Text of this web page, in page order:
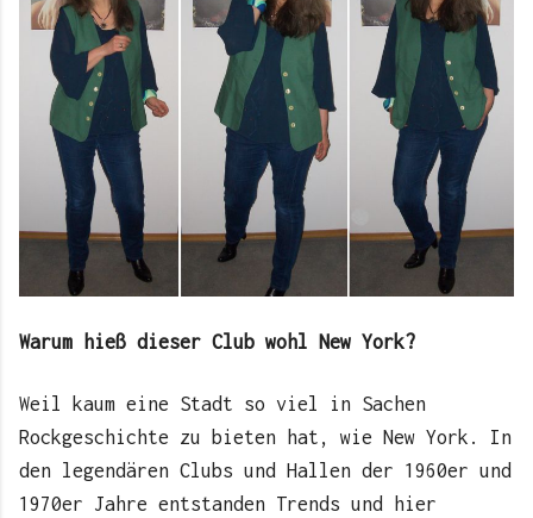
Warum hieß dieser Club wohl New York?
Weil kaum eine Stadt so viel in Sachen
Rockgeschichte zu bieten hat, wie New York. In
den legendären Clubs und Hallen der 1960er und
1970er Jahre entstanden Trends und hier